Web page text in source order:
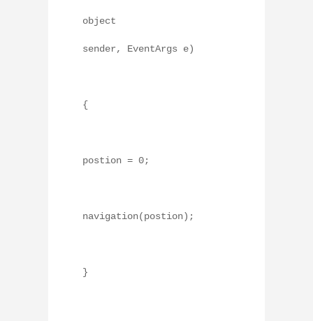
object
sender, EventArgs e)
{
postion = 0;
navigation(postion);
}